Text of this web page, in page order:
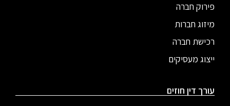
פירוק חברה
מיזוג חברות
רכישת חברה
ייצוג מעסיקים
עורך דין חוזים